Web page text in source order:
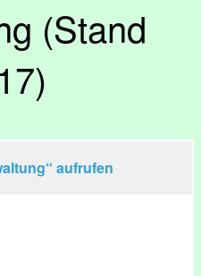
(Stand
aufrufen